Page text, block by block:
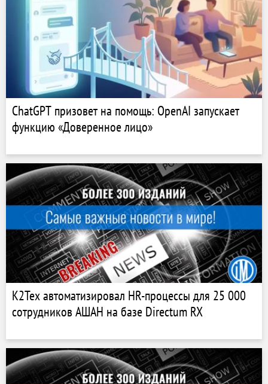
ChatGPT призовет на помощь: OpenAI запускает
функцию «Доверенное лицо»
К2Тех автоматизировал HR-процессы для 25 000
сотрудников АШАН на базе Directum RX